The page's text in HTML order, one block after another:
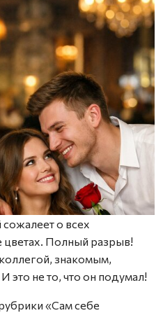
о всех
Полный разрыв!
знакомым,
это не то, что он подумал!
«Сам себе